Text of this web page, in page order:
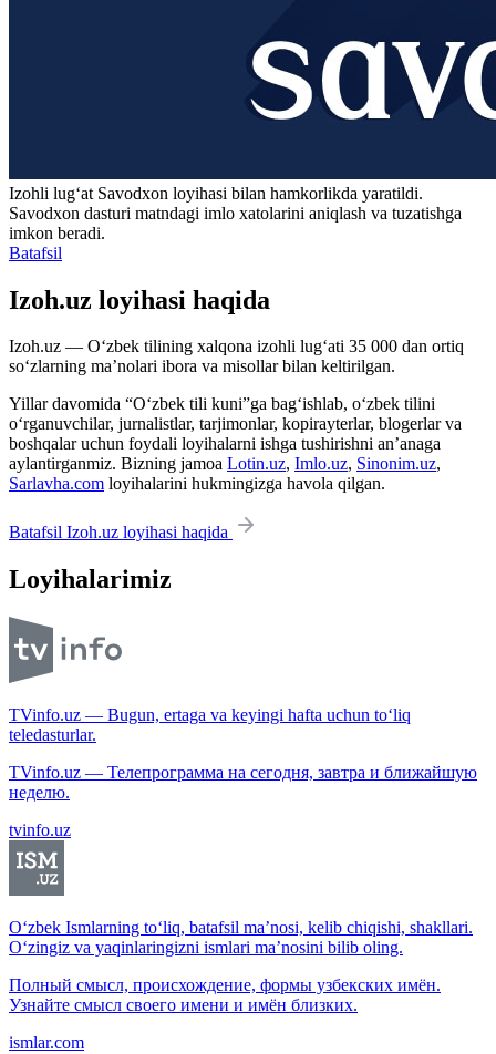
Izohli lugʻat Savodxon loyihasi bilan hamkorlikda yaratildi.
Savodxon dasturi matndagi imlo xatolarini aniqlash va tuzatishga
imkon beradi.
Batafsil
Izoh.uz loyihasi haqida
Izoh.uz — O‘zbek tilining xalqona izohli lug‘ati 35 000 dan ortiq
so‘zlarning ma’nolari ibora va misollar bilan keltirilgan.
Yillar davomida “O‘zbek tili kuni”ga bag‘ishlab, o‘zbek tilini
o‘rganuvchilar, jurnalistlar, tarjimonlar, kopirayterlar, blogerlar va
boshqalar uchun foydali loyihalarni ishga tushirishni an’anaga
aylantirganmiz. Bizning jamoa Lotin.uz, Imlo.uz, Sinonim.uz,
Sarlavha.com loyihalarini hukmingizga havola qilgan.
Batafsil Izoh.uz loyihasi haqida
Loyihalarimiz
TVinfo.uz — Bugun, ertaga va keyingi hafta uchun to‘liq
teledasturlar.
TVinfo.uz — Телепрограмма на сегодня, завтра и ближайшую
неделю.
tvinfo.uz
O‘zbek Ismlarning to‘liq, batafsil ma’nosi, kelib chiqishi, shakllari.
O‘zingiz va yaqinlaringizni ismlari ma’nosini bilib oling.
Полный смысл, происхождение, формы узбекских имён.
Узнайте смысл своего имени и имён близких.
ismlar.com